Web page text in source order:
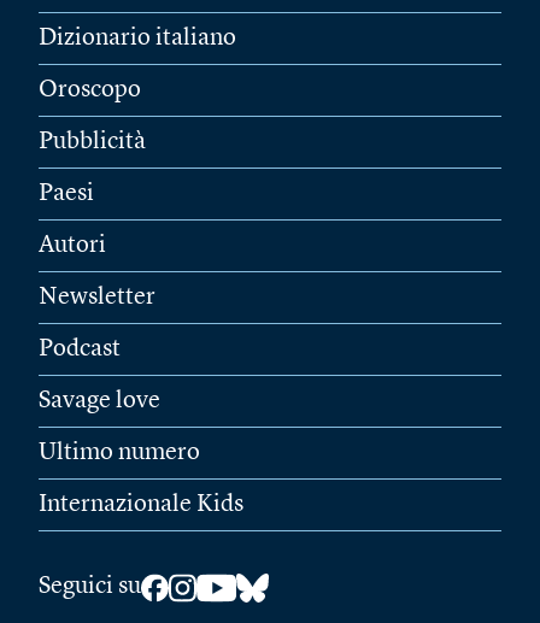
Dizionario italiano
Oroscopo
Pubblicità
Paesi
Autori
Newsletter
Podcast
Savage love
Ultimo numero
Internazionale Kids
Seguici su